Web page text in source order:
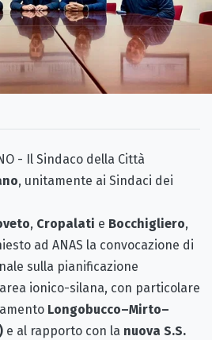
- Il Sindaco della Città
, unitamente ai Sindaci dei
, Cropalati e Bocchigliero,
ad ANAS la convocazione di
sulla pianificazione
ionico-silana, con particolare
Longobucco–Mirto–
e al rapporto con la nuova S.S.